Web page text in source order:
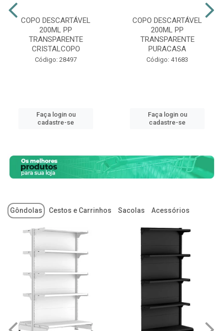
COPO DESCARTÁVEL
200ML PP
TRANSPARENTE
CRISTALCOPO
Código: 28497
Faça login ou
cadastre-se
COPO DESCARTÁVEL
200ML PP
TRANSPARENTE
PURACASA
Código: 41683
Faça login ou
cadastre-se
Gôndolas Cestos e Carrinhos Sacolas Acessórios